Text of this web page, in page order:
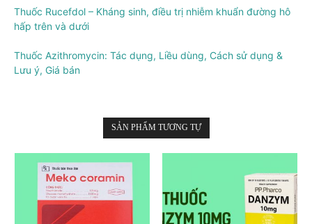
Thuốc Rucefdol – Kháng sinh, điều trị nhiễm khuẩn đường hô
hấp trên và dưới
Thuốc Azithromycin: Tác dụng, Liều dùng, Cách sử dụng &
Lưu ý, Giá bán
SẢN PHẨM TƯƠNG TỰ